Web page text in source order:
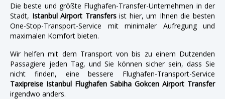
Die beste und größte Flughafen-Transfer-Unternehmen in der
Stadt, Istanbul Airport Transfersist hier, um Ihnen die besten
One-Stop-Transport-Service mit minimaler Aufregung und
maximalen Komfort bieten.
Wir helfen mit dem Transport von bis zu einem Dutzenden
Passagiere jeden Tag, und Sie können sicher sein, dass Sie
nicht finden, eine bessere Flughafen-Transport-Service
Taxipreise Istanbul Flughafen Sabiha Gokcen Airport Transfer
irgendwo anders.